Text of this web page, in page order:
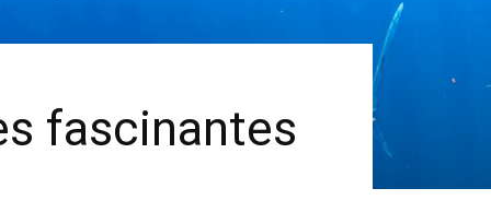
fascinantes